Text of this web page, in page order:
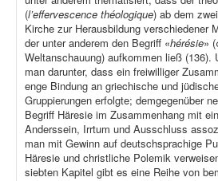
(l’effervescence théologique) ab dem
Kirche zur Herausbildung verschiedener
der unter anderem den Begriff «hérésie»
Weltanschauung) aufkommen ließ (136).
man darunter, dass ein freiwilliger
enge Bindung an griechische und
Gruppierungen erfolgte; demgegenüber
Begriff Häresie im Zusammenhang mit
Anderssein, Irrtum und Ausschluss
man mit Gewinn auf deutschsprachige
Häresie und christliche Polemik
siebten Kapitel gibt es eine Reihe von